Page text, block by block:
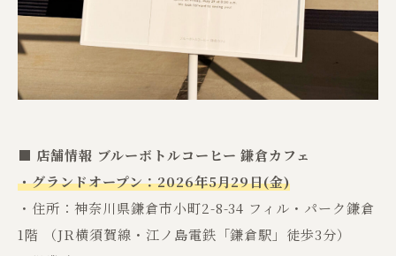
■ 店舗情報 ブルーボトルコーヒー 鎌倉カフェ
・グランドオープン：2026年5月29日(金)
・住所：神奈川県鎌倉市小町2-8-34 フィル・パーク鎌倉
1階 （JR横須賀線・江ノ島電鉄「鎌倉駅」徒歩3分）